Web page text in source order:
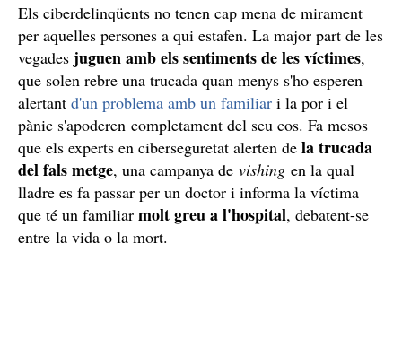
Els ciberdelinqüents no tenen cap mena de mirament
per aquelles persones a qui estafen. La major part de les
vegades juguen amb els sentiments de les víctimes,
que solen rebre una trucada quan menys s'ho esperen
alertant d'un problema amb un familiar i la por i el
pànic s'apoderen completament del seu cos. Fa mesos
que els experts en ciberseguretat alerten de la trucada
del fals metge, una campanya de vishing en la qual
lladre es fa passar per un doctor i informa la víctima
que té un familiar molt greu a l'hospital, debatent-se
entre la vida o la mort.